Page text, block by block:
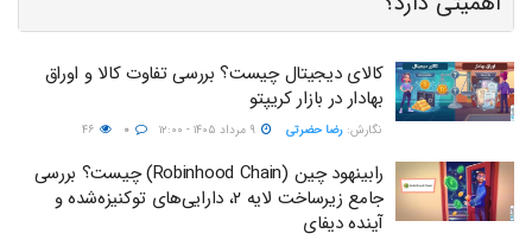
کالای دیجیتال چیست؟ بررسی تفاوت کالا و اوراق
بهادار در بازار کریپتو
نگارش:‌ رضا حضرتی
رابینهود چین (Robinhood Chain) چیست؟ بررسی
جامع زیرساخت لایه ۲، دارایی‌های توکنیزه‌شده و
آینده دیفای